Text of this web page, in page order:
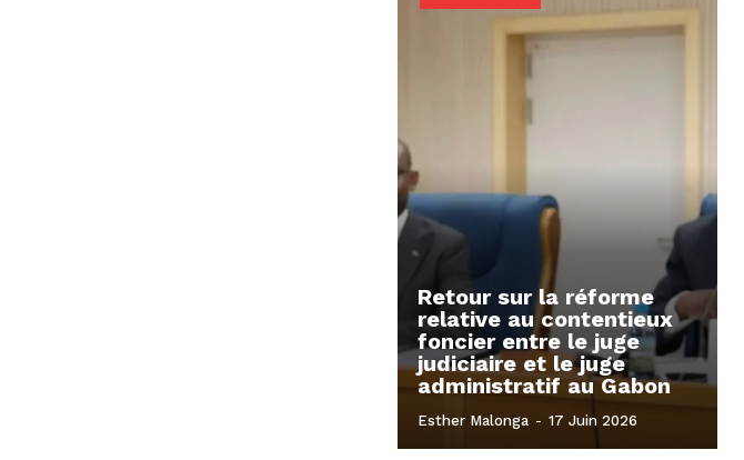
Retour sur la réforme
relative au contentieux
foncier entre le juge
judiciaire et le juge
administratif au Gabon
Esther Malonga - 17 Juin 2026